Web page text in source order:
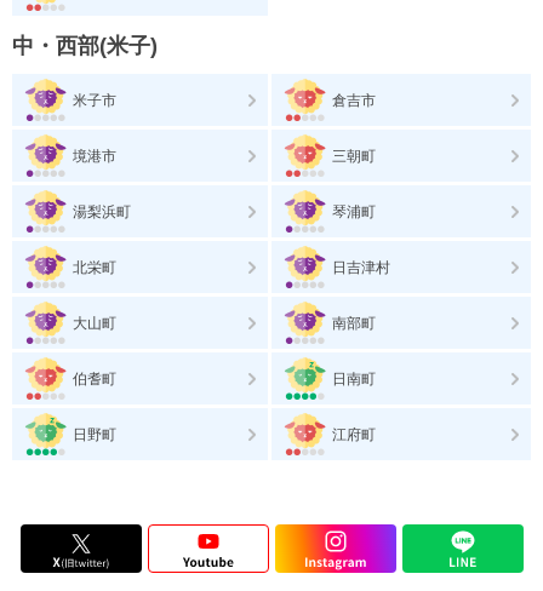
中・西部(米子)
米子市 倉吉市
境港市 三朝町
湯梨浜町 琴浦町
北栄町 日吉津村
大山町 南部町
伯耆町 日南町
日野町 江府町